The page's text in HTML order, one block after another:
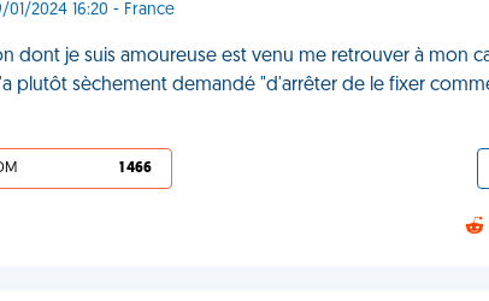
01/2024 16:20 - France
dont je suis amoureuse est venu me retrouver à mon
plutôt sèchement demandé "d'arrêter de le fixer
1 466